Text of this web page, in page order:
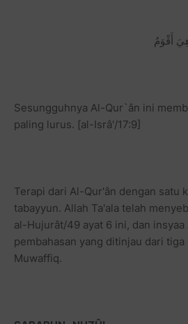
أَقْوَمُ
Sesungguhnya Al-Qur`ân ini
paling lurus. [al-Isrâ'/17:9]
Terapi dari Al-Qur'ân dengan satu
tabayyun. Allah Ta'ala telah
al-Hujurât/49 ayat 6 ini, dan insyaa
pembahasan yang ditinjau dari
Muwaffiq.